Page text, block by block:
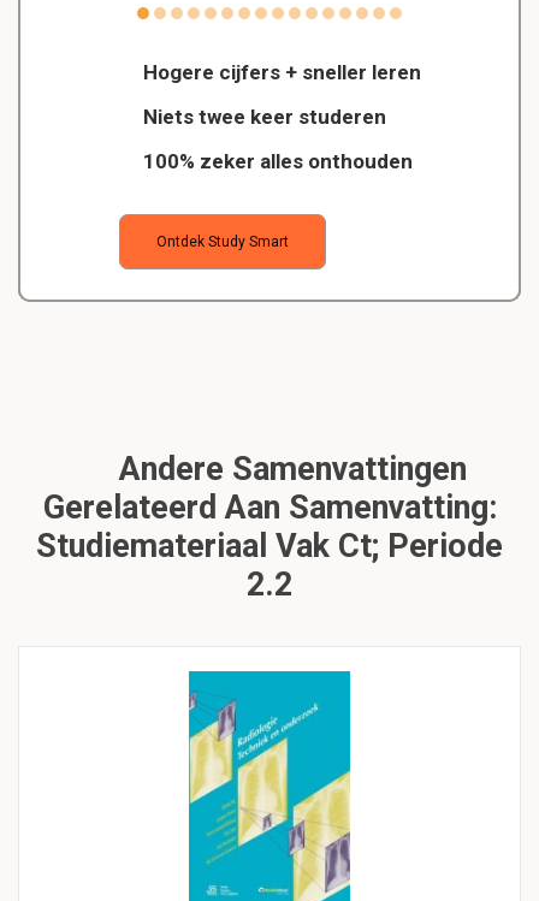
Hogere cijfers + sneller leren
Niets twee keer studeren
100% zeker alles onthouden
Ontdek Study Smart
Andere Samenvattingen
Gerelateerd Aan Samenvatting:
Studiemateriaal Vak Ct; Periode
2.2